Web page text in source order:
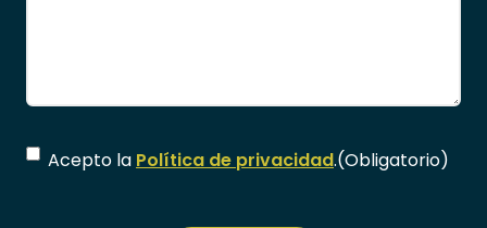
Consentimiento(Obligatorio)
Acepto la Política de privacidad.(Obligatorio)